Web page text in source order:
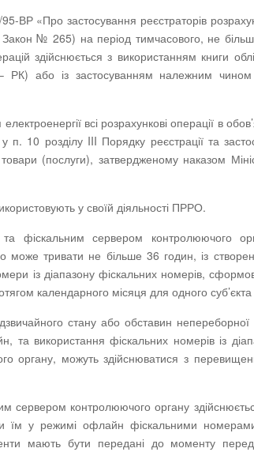
ВР «Про застосування реєстраторів
Закон № 265) на період тимчасового, не
здійснюється з використанням книги
або із застосуванням належним чином
всі розрахункові операції в
10 розділу III Порядку реєстрації та
(послуги), затвердженому наказом
у своїй діяльності ПРРО.
фіскальним сервером контролюючого
може тривати не більше 36 годин, із
із діапазону фіскальних номерів,
календарного місяця для одного
стану або обставин
використання фіскальних номерів із
органу, можуть здійснюватися з
сервером контролюючого органу
їм у режимі офлайн фіскальними
мають бути передані до моменту